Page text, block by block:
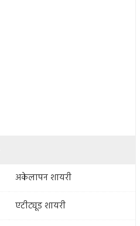
अकेलापन शायरी
एटीट्यूड शायरी